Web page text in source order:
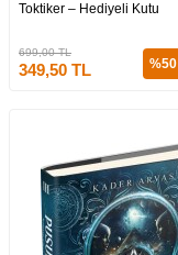
Toktiker – Hediyeli Kutu
699,00TL
349,50 TL %50